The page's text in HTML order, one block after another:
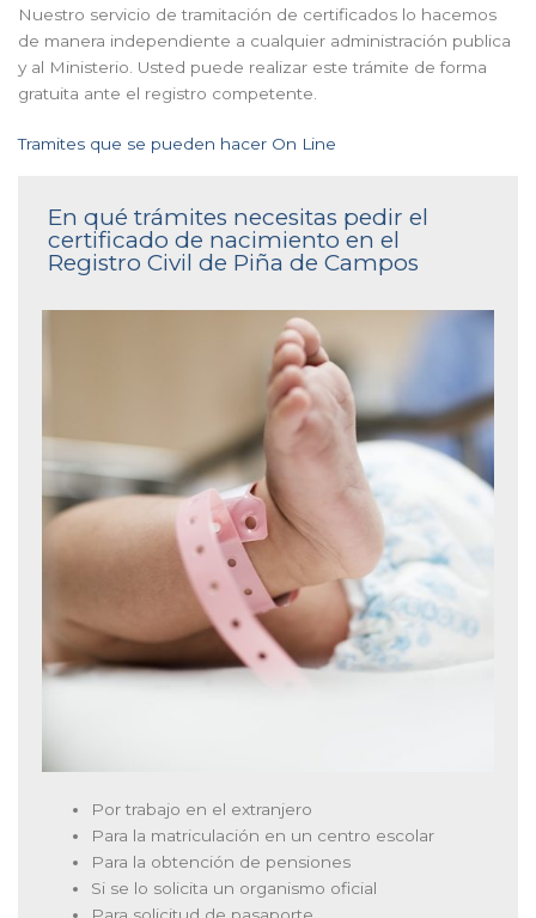
Nuestro servicio de tramitación de certificados lo hacemos
de manera independiente a cualquier administración publica
y al Ministerio. Usted puede realizar este trámite de forma
gratuita ante el registro competente.
Tramites que se pueden hacer On Line
En qué trámites necesitas pedir el
certificado de nacimiento en el
Registro Civil de Piña de Campos
Por trabajo en el extranjero
Para la matriculación en un centro escolar
Para la obtención de pensiones
Si se lo solicita un organismo oficial